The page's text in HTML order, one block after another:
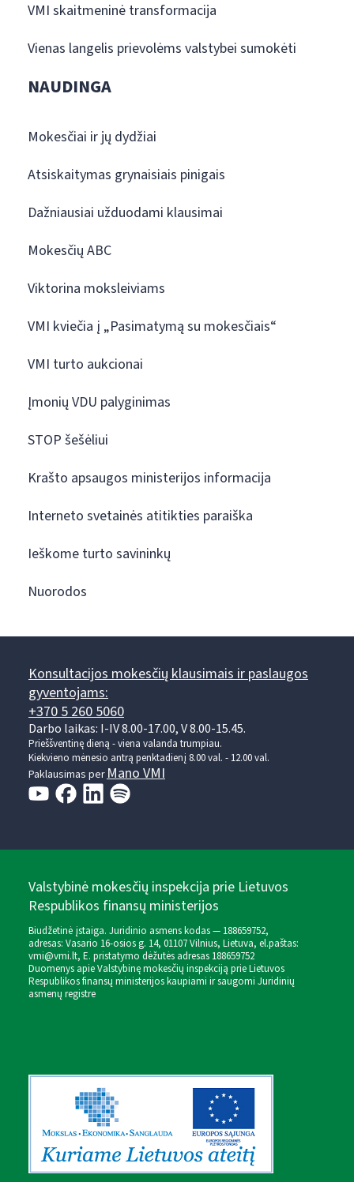
VMI skaitmeninė transformacija
Vienas langelis prievolėms valstybei sumokėti
NAUDINGA
Mokesčiai ir jų dydžiai
Atsiskaitymas grynaisiais pinigais
Dažniausiai užduodami klausimai
Mokesčių ABC
Viktorina moksleiviams
VMI kviečia į „Pasimatymą su mokesčiais“
VMI turto aukcionai
Įmonių VDU palyginimas
STOP šešėliui
Krašto apsaugos ministerijos informacija
Interneto svetainės atitikties paraiška
Ieškome turto savininkų
Nuorodos
Konsultacijos mokesčių klausimais ir paslaugos
gyventojams:
+370 5 260 5060
Darbo laikas: I-IV 8.00-17.00, V 8.00-15.45.
Prieššventinę dieną - viena valanda trumpiau.
Kiekvieno mėnesio antrą penktadienį 8.00 val. - 12.00 val.
Paklausimas perMano VMI
Valstybinė mokesčių inspekcija prie Lietuvos
Respublikos finansų ministerijos
Biudžetinė įstaiga. Juridinio asmens kodas — 188659752,
adresas: Vasario 16-osios g. 14, 01107 Vilnius, Lietuva, el.paštas:
vmi@vmi.lt, E. pristatymo dėžutės adresas 188659752
Duomenys apie Valstybinę mokesčių inspekciją prie Lietuvos
Respublikos finansų ministerijos kaupiami ir saugomi Juridinių
asmenų registre